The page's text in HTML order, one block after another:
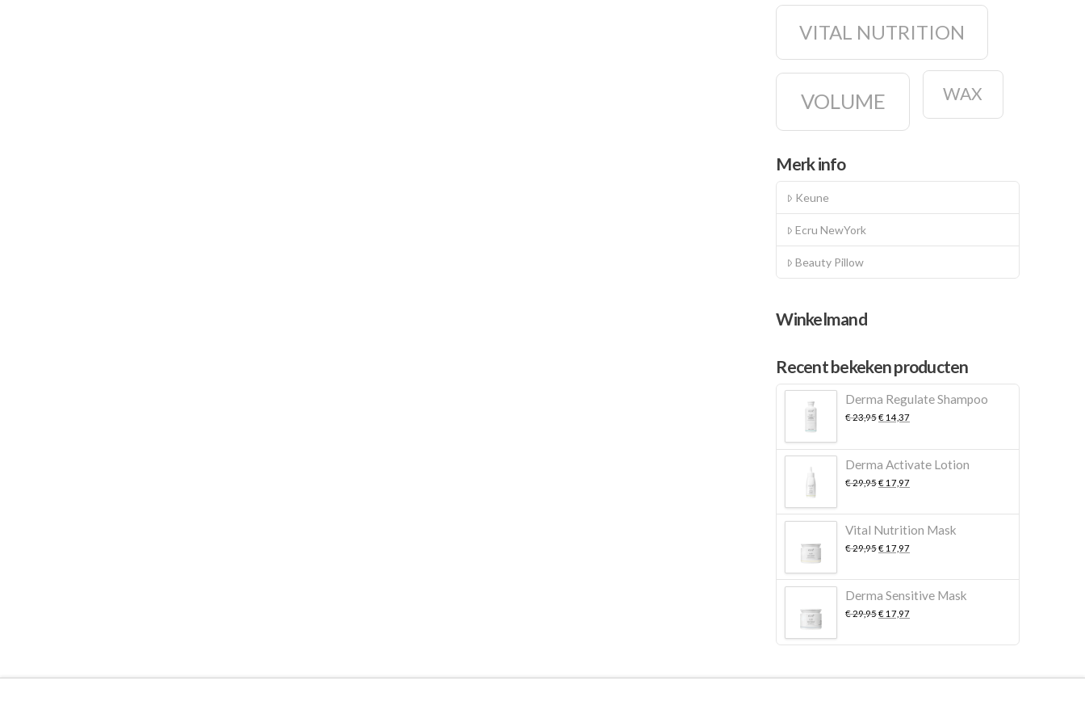
VITAL NUTRITION
VOLUME WAX
Merk info
Keune
Ecru NewYork
Beauty Pillow
Winkelmand
Recent bekeken producten
Derma Regulate Shampoo
€23,95Oorspronkelijke
€14,37Huidige
Derma Activate Lotion
€29,95Oorspronkelijke
€17,97Huidige
Vital Nutrition Mask
€29,95Oorspronkelijke
€17,97Huidige
Derma Sensitive Mask
€29,95Oorspronkelijke
€ 17,97Huidige